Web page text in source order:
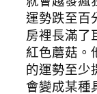
運勢跌至百
房裡長滿了
紅色蘑菇。
的運勢至少
會變成某種